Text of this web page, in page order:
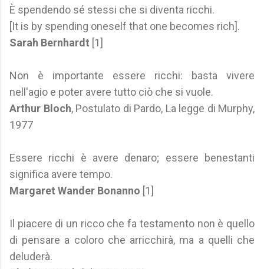
È spendendo sé stessi che si diventa ricchi.
[It is by spending oneself that one becomes rich].
Sarah Bernhardt [1]
Non è importante essere ricchi: basta vivere
nell'agio e poter avere tutto ciò che si vuole.
Arthur Bloch, Postulato di Pardo, La legge di Murphy,
1977
Essere ricchi è avere denaro; essere benestanti
significa avere tempo.
Margaret Wander Bonanno [1]
Il piacere di un ricco che fa testamento non è quello
di pensare a coloro che arricchirà, ma a quelli che
deluderà.